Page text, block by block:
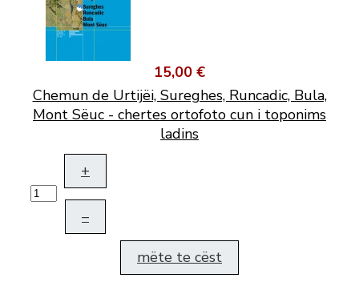
15,00 €
Chemun de Urtijëi, Sureghes, Runcadic, Bula,
Mont Sëuc - chertes ortofoto cun i toponims
ladins
+
–
mëte te cëst